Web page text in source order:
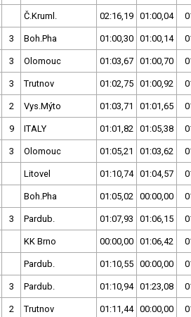
Č.Kruml. 02:16,19 01:00,04
3 Boh.Pha 01:00,30 01:00,14
3 Olomouc 01:03,67 01:00,70
3 Trutnov 01:02,75 01:00,92
2 Vys.Mýto 01:03,71 01:01,65
9 ITALY 01:01,82 01:05,38
3 Olomouc 01:05,21 01:03,62
Litovel 01:10,74 01:04,57
Boh.Pha 01:05,02 00:00,00
3 Pardub. 01:07,93 01:06,15
KK Brno 00:00,00 01:06,42
Pardub. 01:10,55 00:00,00
3 Pardub. 01:10,94 01:23,08
2 Trutnov 01:11,44 00:00,00